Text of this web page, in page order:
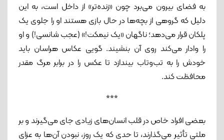
به فضای بیرون می‌برد چون «زنده‌تر» از داخل است، به این
دلیل که گروهی از بچه‌ها در حال بازی هستند او را جلوی یک
پلکان قرار می‌دهد؛ ناگهان «یک نیمکت!» (عجب شانسی!) و او
را وادار می‌کند روی آن بنشیند. گویی عکاس هراسان باید
خودش را به تب‌و‌تاب بیندازد تا عکس را در برابر مرگ مقدر
محافظت کند.
***
بعضی افراد خاص در قلب انسان‌های زیادی جای می‌گیرند و بر
ملتی تأثیر می‌گذارند، تا حدی که یک روز، نبودن آن‌ها به عزای